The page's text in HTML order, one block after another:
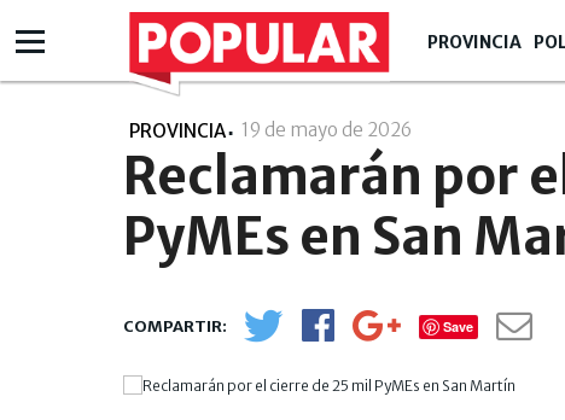
PROVINCIA
PROVINCIA 19 de mayo de 2026
Reclamarán por
PyMEs en San
Save